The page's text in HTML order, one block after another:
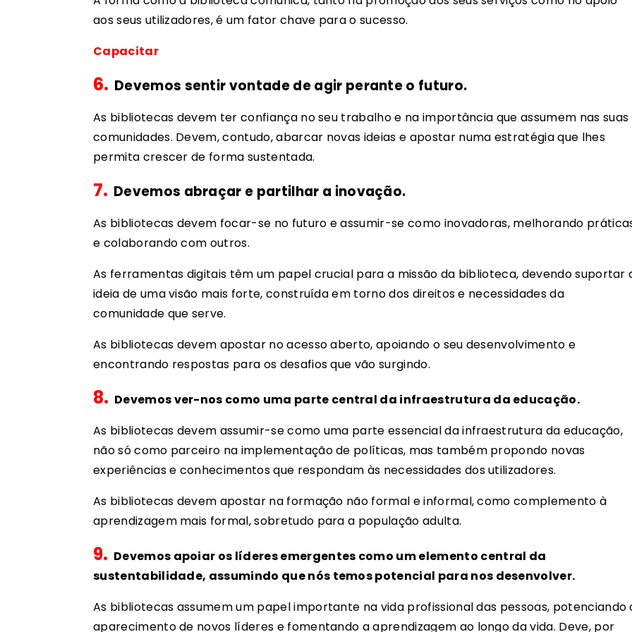
aos seus utilizadores, é um fator chave para o sucesso.
Capacitar
6. Devemos sentir vontade de agir perante o futuro.
As bibliotecas devem ter confiança no seu trabalho e na importância que assumem nas suas
comunidades. Devem, contudo, abarcar novas ideias e apostar numa estratégia que lhes
permita crescer de forma sustentada.
7. Devemos abraçar e partilhar a inovação.
As bibliotecas devem focar-se no futuro e assumir-se como inovadoras, melhorando
e colaborando com outros.
As ferramentas digitais têm um papel crucial para a missão da biblioteca, devendo suportar
ideia de uma visão mais forte, construída em torno dos direitos e necessidades da
comunidade que serve.
As bibliotecas devem apostar no acesso aberto, apoiando o seu desenvolvimento e
encontrando respostas para os desafios que vão surgindo.
8. Devemos ver-nos como uma parte central da infraestrutura da educação.
As bibliotecas devem assumir-se como uma parte essencial da infraestrutura da educação,
não só como parceiro na implementação de políticas, mas também propondo novas
experiências e conhecimentos que respondam às necessidades dos utilizadores.
As bibliotecas devem apostar na formação não formal e informal, como complemento à
aprendizagem mais formal, sobretudo para a população adulta.
9. Devemos apoiar os líderes emergentes como um elemento central da
sustentabilidade, assumindo que nós temos potencial para nos desenvolver.
As bibliotecas assumem um papel importante na vida profissional das pessoas, potenciando
aparecimento de novos líderes e fomentando a aprendizagem ao longo da vida. Deve, por